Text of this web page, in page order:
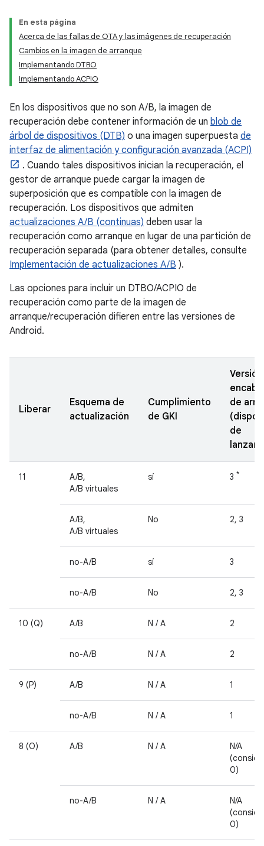
En esta página
Acerca de las fallas de OTA y las imágenes de recuperación
Cambios en la imagen de arranque
Implementando DTBO
Implementando ACPIO
En los dispositivos que no son A/B, la imagen de
recuperación debe contener información de un blob de
árbol de dispositivos (DTB) o una imagen superpuesta de
interfaz de alimentación y configuración avanzada (ACPI)
. Cuando tales dispositivos inician la recuperación, el
gestor de arranque puede cargar la imagen de
superposición que es compatible con la imagen de
recuperación. Los dispositivos que admiten
actualizaciones A/B (continuas) deben usar la
recuperación como arranque en lugar de una partición de
recuperación separada (para obtener detalles, consulte
Implementación de actualizaciones A/B ).
Las opciones para incluir un DTBO/ACPIO de
recuperación como parte de la imagen de
arranque/recuperación difieren entre las versiones de
Android.
Liberar
Esquema de
actualización
Cumplimiento
de GKI
de
de
11
A/B,
A/B virtuales
sí 3 *
A/B,
A/B virtuales
No 2, 3
no-A/B sí 3
no-A/B No 2, 3
10 (Q) A/B N / A 2
no-A/B N / A 2
9 (P) A/B N / A 1
no-A/B N / A 1
8 (O) A/B N / A
N/A
0)
no-A/B N / A
N/A
0)